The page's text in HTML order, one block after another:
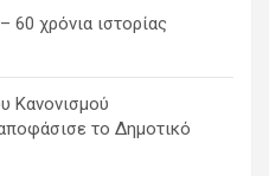
60 χρόνια ιστορίας
Κανονισμού
το Δημοτικό